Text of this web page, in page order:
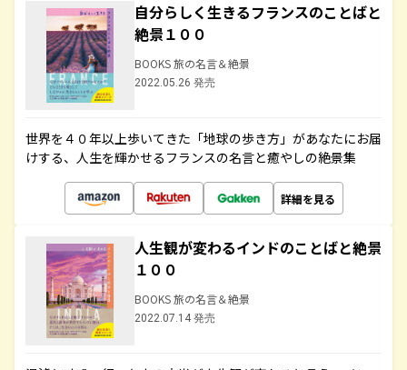
自分らしく生きるフランスのことばと
絶景１００
BOOKS 旅の名言＆絶景
2022.05.26 発売
世界を４０年以上歩いてきた「地球の歩き方」があなたにお届
けする、人生を輝かせるフランスの名言と癒やしの絶景集
詳細を見る
人生観が変わるインドのことばと絶景
１００
BOOKS 旅の名言＆絶景
2022.07.14 発売